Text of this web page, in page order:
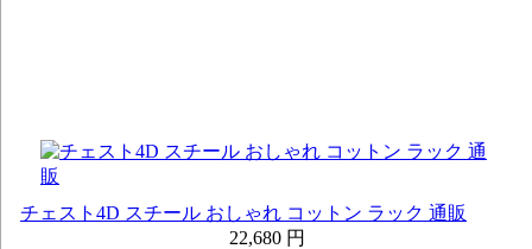
チェスト4D スチール おしゃれ コットン ラック 通販
22,680 円